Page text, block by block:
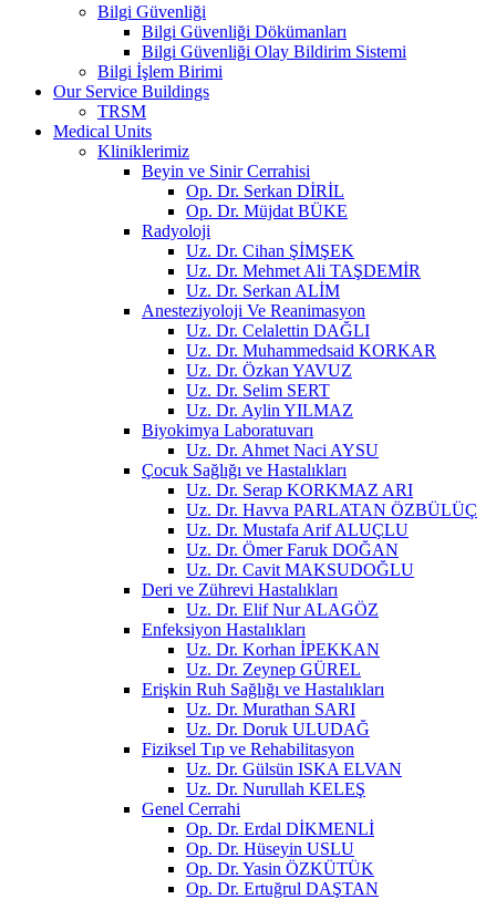
Bilgi Güvenliği
Bilgi Güvenliği Dökümanları
Bilgi Güvenliği Olay Bildirim Sistemi
Bilgi İşlem Birimi
Our Service Buildings
TRSM
Medical Units
Kliniklerimiz
Beyin ve Sinir Cerrahisi
Op. Dr. Serkan DİRİL
Op. Dr. Müjdat BÜKE
Radyoloji
Uz. Dr. Cihan ŞİMŞEK
Uz. Dr. Mehmet Ali TAŞDEMİR
Uz. Dr. Serkan ALİM
Anesteziyoloji Ve Reanimasyon
Uz. Dr. Celalettin DAĞLI
Uz. Dr. Muhammedsaid KORKAR
Uz. Dr. Özkan YAVUZ
Uz. Dr. Selim SERT
Uz. Dr. Aylin YILMAZ
Biyokimya Laboratuvarı
Uz. Dr. Ahmet Naci AYSU
Çocuk Sağlığı ve Hastalıkları
Uz. Dr. Serap KORKMAZ ARI
Uz. Dr. Havva PARLATAN ÖZBÜLÜÇ
Uz. Dr. Mustafa Arif ALUÇLU
Uz. Dr. Ömer Faruk DOĞAN
Uz. Dr. Cavit MAKSUDOĞLU
Deri ve Zührevi Hastalıkları
Uz. Dr. Elif Nur ALAGÖZ
Enfeksiyon Hastalıkları
Uz. Dr. Korhan İPEKKAN
Uz. Dr. Zeynep GÜREL
Erişkin Ruh Sağlığı ve Hastalıkları
Uz. Dr. Murathan SARI
Uz. Dr. Doruk ULUDAĞ
Fiziksel Tıp ve Rehabilitasyon
Uz. Dr. Gülsün ISKA ELVAN
Uz. Dr. Nurullah KELEŞ
Genel Cerrahi
Op. Dr. Erdal DİKMENLİ
Op. Dr. Hüseyin USLU
Op. Dr. Yasin ÖZKÜTÜK
Op. Dr. Ertuğrul DAŞTAN